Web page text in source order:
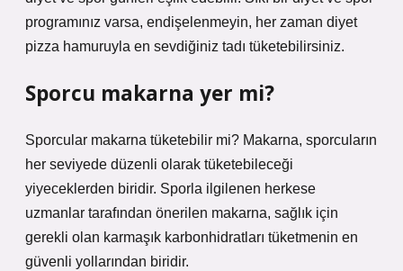
programınız varsa, endişelenmeyin, her zaman diyet
pizza hamuruyla en sevdiğiniz tadı tüketebilirsiniz.
Sporcu makarna yer mi?
Sporcular makarna tüketebilir mi? Makarna, sporcuların
her seviyede düzenli olarak tüketebileceği
yiyeceklerden biridir. Sporla ilgilenen herkese
uzmanlar tarafından önerilen makarna, sağlık için
gerekli olan karmaşık karbonhidratları tüketmenin en
güvenli yollarından biridir.